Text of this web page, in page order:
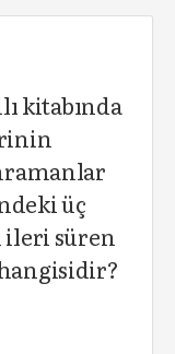
kitabında
üç
ileri süren